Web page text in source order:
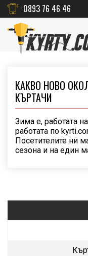
0893 76 46 46
КАКВО НОВО
КЪРТАЧИ
Зима е, работата
работата по
Посетителите ни
сезона и на един